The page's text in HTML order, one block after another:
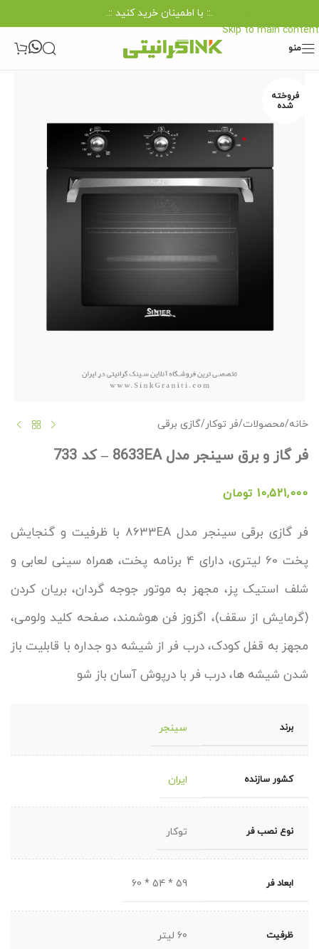
Skip to main content
.:: با اطمینان خرید کنید ::.
منو
فروخته
شده
خانه/محصولات/فر توکار/گازی برقی
فر گاز و برق سینجر مدل 8633EA – کد 733
10,521,000 تومان
فر گازی برقی سینجر مدل 8633EA با ظرفیت و گنجایش
پخت 60 لیتری، دارای 4 برنامه پخت، همراه سینی لعابی و
شلف استیک پز، مجهز به موتور جوجه گردان، بریان کردن
(گرمایش از سقف)، اگزوز فن هوشمند، صفحه کلید ولومی،
مجهز به قفل کودک، درب فر از شیشه دو جداره با قابلیت باز
شدن شیشه ها، درب فر با درپوش آسان باز شو
برند سینجر
کشور سازنده ایران
نوع نصب فر توکار
ابعاد فر 59 * 54 * 60
ظرفیت 60 لیتر